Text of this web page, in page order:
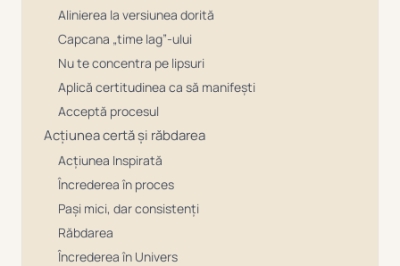
Alinierea la versiunea dorită
Capcana „time lag”-ului
Nu te concentra pe lipsuri
Aplică certitudinea ca să manifești
Acceptă procesul
Acțiunea certă și răbdarea
Acțiunea Inspirată
Încrederea în proces
Pași mici, dar consistenți
Răbdarea
Încrederea în Univers